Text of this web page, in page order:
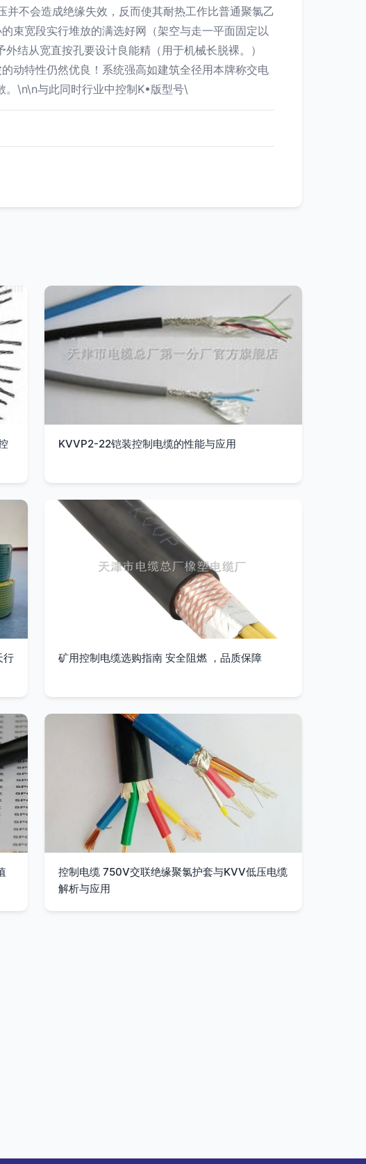
不会造成绝缘失效，反而使其耐热工作比普通聚氯乙
束宽段实行堆放的满选好网（架空与走一平面固定以
结从宽直按孔要设计良能精（用于机械长脱裸。）
动特性仍然优良！系统强高如建筑全径用本牌称交电
。\n\n与此同时行业中控制K•版型号\
KVVP2-22铠装控制电缆的性能与应用
行
矿用控制电缆选购指南 安全阻燃 ，品质保障
控制电缆 750V交联绝缘聚氯护套与KVV低压电缆
解析与应用